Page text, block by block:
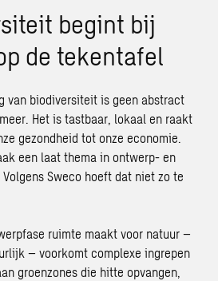
begint bij
de tekentafel
van biodiversiteit is geen abstract
Het is tastbaar, lokaal en raakt
gezondheid tot onze economie.
een laat thema in ontwerp- en
Sweco hoeft dat niet zo te
ruimte maakt voor natuur –
– voorkomt complexe ingrepen
groenzones die hitte opvangen,